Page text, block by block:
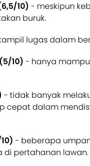
10) - meskipun
buruk.
lugas dalam
10) - hanya
- tidak banyak
cepat dalam
- beberapa
di pertahanan lawan.